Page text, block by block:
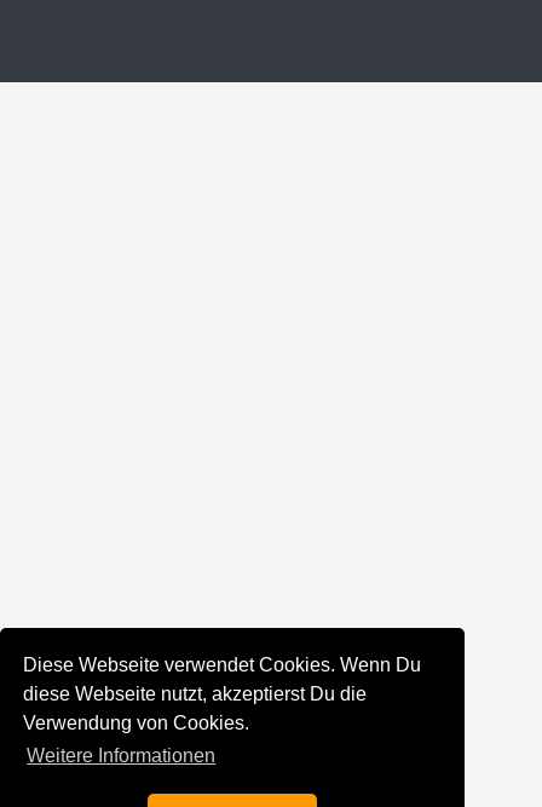
Diese Webseite verwendet Cookies. Wenn Du
diese Webseite nutzt, akzeptierst Du die
Verwendung von Cookies.
Weitere Informationen